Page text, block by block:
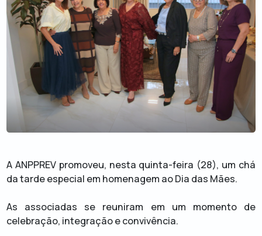
A ANPPREV promoveu, nesta quinta-feira (28), um chá
da tarde especial em homenagem ao Dia das Mães.
As associadas se reuniram em um momento de
celebração, integração e convivência.